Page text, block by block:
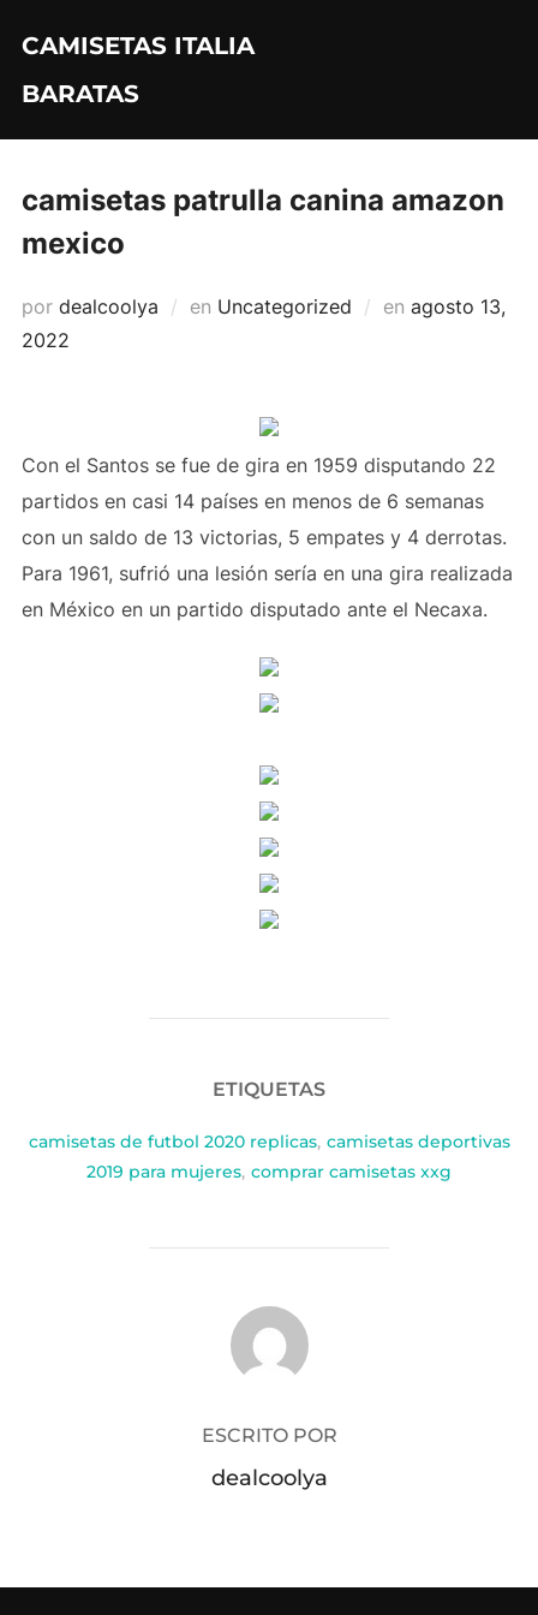
contenido
CAMISETAS ITALIA
BARATAS
camisetas patrulla canina amazon
mexico
por dealcoolya en Uncategorized en Publicado
agosto 13,
2022
Con el Santos se fue de gira en 1959 disputando 22
partidos en casi 14 países en menos de 6 semanas
con un saldo de 13 victorias, 5 empates y 4 derrotas.
Para 1961, sufrió una lesión sería en una gira realizada
en México en un partido disputado ante el Necaxa.
ETIQUETAS
camisetas de futbol 2020 replicas, camisetas deportivas
2019 para mujeres, comprar camisetas xxg
AUTOR DE LA PUBLICACIÓN
ESCRITO POR
dealcoolya